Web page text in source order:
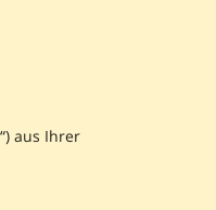
aus Ihrer